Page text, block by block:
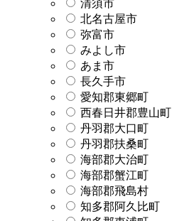
清須市
北名古屋市
弥富市
みよし市
あま市
長久手市
愛知郡東郷町
西春日井郡豊山町
丹羽郡大口町
丹羽郡扶桑町
海部郡大治町
海部郡蟹江町
海部郡飛島村
知多郡阿久比町